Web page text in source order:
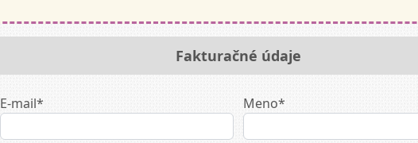
Fakturačné údaje
E-mail* Meno*